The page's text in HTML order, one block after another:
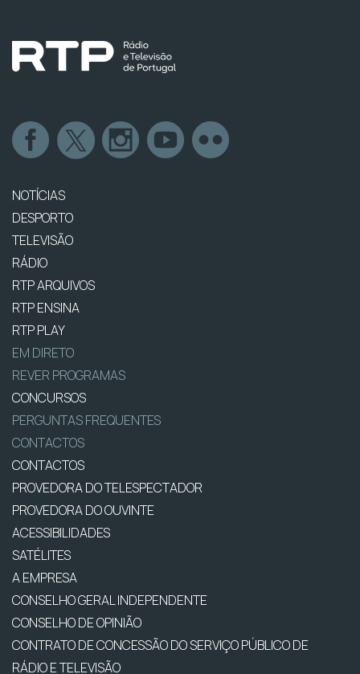
NOTÍCIAS
DESPORTO
TELEVISÃO
RÁDIO
RTP ARQUIVOS
RTP ENSINA
RTP PLAY
EM DIRETO
REVER PROGRAMAS
CONCURSOS
PERGUNTAS FREQUENTES
CONTACTOS
CONTACTOS
PROVEDORA DO TELESPECTADOR
PROVEDORA DO OUVINTE
ACESSIBILIDADES
SATÉLITES
A EMPRESA
CONSELHO GERAL INDEPENDENTE
CONSELHO DE OPINIÃO
CONTRATO DE CONCESSÃO DO SERVIÇO PÚBLICO DE
RÁDIO E TELEVISÃO